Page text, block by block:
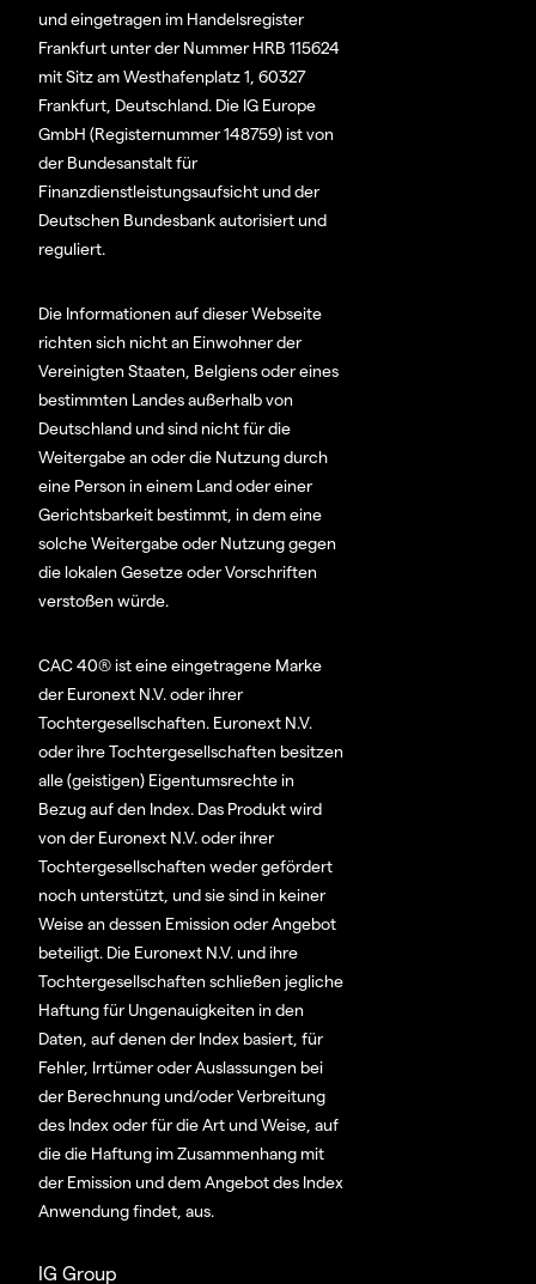
und eingetragen im Handelsregister
Frankfurt unter der Nummer HRB 115624
mit Sitz am Westhafenplatz 1, 60327
Frankfurt, Deutschland. Die IG Europe
GmbH (Registernummer 148759) ist von
der Bundesanstalt für
Finanzdienstleistungsaufsicht und der
Deutschen Bundesbank autorisiert und
reguliert.
Die Informationen auf dieser Webseite
richten sich nicht an Einwohner der
Vereinigten Staaten, Belgiens oder eines
bestimmten Landes außerhalb von
Deutschland und sind nicht für die
Weitergabe an oder die Nutzung durch
eine Person in einem Land oder einer
Gerichtsbarkeit bestimmt, in dem eine
solche Weitergabe oder Nutzung gegen
die lokalen Gesetze oder Vorschriften
verstoßen würde.
CAC 40® ist eine eingetragene Marke
der Euronext N.V. oder ihrer
Tochtergesellschaften. Euronext N.V.
oder ihre Tochtergesellschaften besitzen
alle (geistigen) Eigentumsrechte in
Bezug auf den Index. Das Produkt wird
von der Euronext N.V. oder ihrer
Tochtergesellschaften weder gefördert
noch unterstützt, und sie sind in keiner
Weise an dessen Emission oder Angebot
beteiligt. Die Euronext N.V. und ihre
Tochtergesellschaften schließen jegliche
Haftung für Ungenauigkeiten in den
Daten, auf denen der Index basiert, für
Fehler, Irrtümer oder Auslassungen bei
der Berechnung und/oder Verbreitung
des Index oder für die Art und Weise, auf
die die Haftung im Zusammenhang mit
der Emission und dem Angebot des Index
Anwendung findet, aus.
IG Group